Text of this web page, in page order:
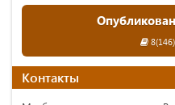
Контакты